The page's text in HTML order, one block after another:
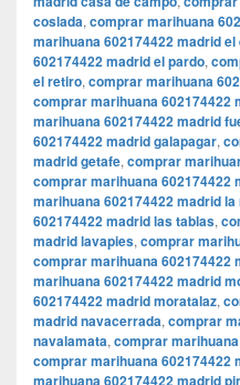
coslada, comprar marihuana
marihuana 602174422 madrid
602174422 madrid el pardo,
el retiro, comprar marihuana
comprar marihuana 602174422
marihuana 602174422 madrid
602174422 madrid galapagar,
madrid getafe, comprar
comprar marihuana 602174422
marihuana 602174422 madrid
602174422 madrid las tablas,
madrid lavapies, comprar
comprar marihuana 602174422
marihuana 602174422 madrid
602174422 madrid moratalaz,
madrid navacerrada, comprar
navalamata, comprar
comprar marihuana 602174422
marihuana 602174422 madrid